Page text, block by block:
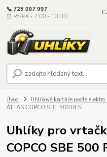
📞 728 007 997
⏰ Po-Pá - 7:00 - 13:30
Úvod Uhlíkové kartáče podle
ATLAS COPCO SBE 500 RLS
Uhlíky pro
COPCO SBE 500